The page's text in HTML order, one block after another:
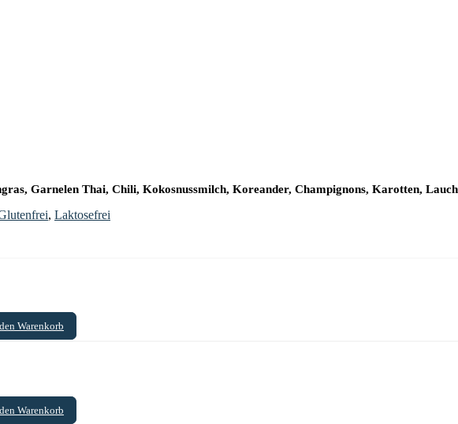
Garnelen Thai, Chili, Kokosnussmilch, Koreander, Champignons, Karotten,
, Laktosefrei
Warenkorb
Warenkorb